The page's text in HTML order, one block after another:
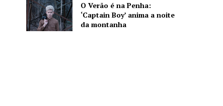
O Verão é na Penha:
‘Captain Boy’ anima a noite
da montanha